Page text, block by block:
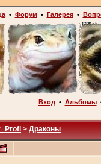
• Форум• Галерея•
Вход • Альбомы
> Драконы